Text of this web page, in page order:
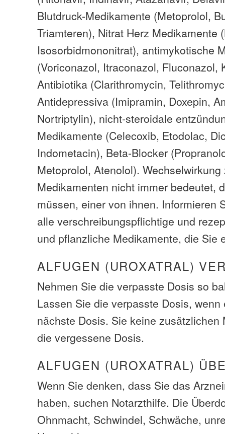
Blutdruck-Medikamente (Metoprolol,
Triamteren), Nitrat Herz Medikamente
Isosorbidmononitrat), antimykotische
(Voriconazol, Itraconazol, Fluconazol,
Antibiotika (Clarithromycin,
Antidepressiva (Imipramin, Doxepin,
Nortriptylin), nicht-steroidale
Medikamente (Celecoxib, Etodolac,
Indometacin), Beta-Blocker
Metoprolol, Atenolol).
Medikamenten nicht immer bedeutet,
müssen, einer von ihnen. Informieren
alle verschreibungspflichtige und
und pflanzliche Medikamente, die Sie
ALFUGEN (UROXATRAL)
Nehmen Sie die verpasste Dosis so
Lassen Sie die verpasste Dosis,
nächste Dosis. Sie keine zusätzlichen
die vergessene Dosis.
ALFUGEN (UROXATRAL)
Wenn Sie denken, dass Sie das
haben, suchen Notarzthilfe. Die
Ohnmacht, Schwindel, Schwäche,